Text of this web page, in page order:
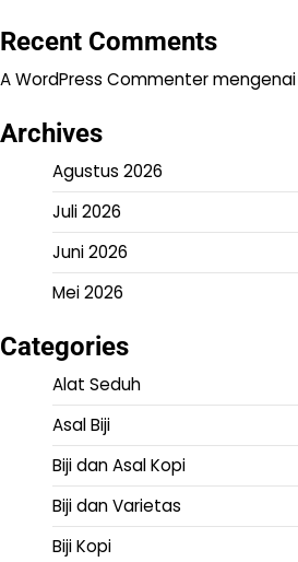
Recent Comments
A WordPress Commentermengenai
Archives
Agustus 2026
Juli 2026
Juni 2026
Mei 2026
Categories
Alat Seduh
Asal Biji
Biji dan Asal Kopi
Biji dan Varietas
Biji Kopi